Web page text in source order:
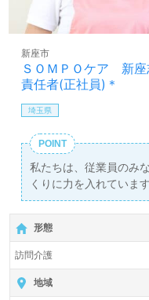
ＳＯＭＰＯケア 新
責任者(正社員)＊
新座市
埼玉県
POINT
私たちは、従業員のみ
くりに力を入れていま
SOMPOケアなら、ご
す！
形態
訪問介護
地域